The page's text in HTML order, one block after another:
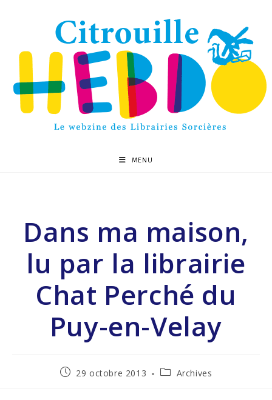
MENU
Dans ma maison,
lu par la librairie
Chat Perché du
Puy-en-Velay
29 octobre 2013 Archives